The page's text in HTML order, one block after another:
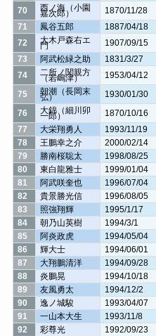
70
西ノ海（小園
嘉次郎） 1870/11/28
71
鳳谷五郎 1887/04/18
72
大木戸森右エ
門 1907/09/15
73
阿武松緑之助 1831/3/27
74
二所ノ関親方
（若嶋津） 1953/04/12
75 朝潮（長岡末
弘） 1930/01/30
76 大錦（細川卯
一郎） 1870/10/16
77
大栄翔勇人 1993/11/19
78
王鵬幸之介 2000/02/14
79
勝南桜聡太 1998/08/25
80
東白龍雅士 1999/01/04
81
阿武咲奎也 1996/07/04
82
貴景勝光信 1996/08/05
83
照強翔輝 1995/1/17
84
朝乃山英樹 1994/3/1
85
阿炎政虎 1994/05/04
86
輝大士 1994/06/01
87
大翔鵬清洋 1994/09/28
88
炎鵬晃 1994/10/18
89
友風勇太 1994/12/2
90
逸ノ城駿 1993/04/07
91
一山本大生 1993/11/8
92
彩尊光 1992/09/23